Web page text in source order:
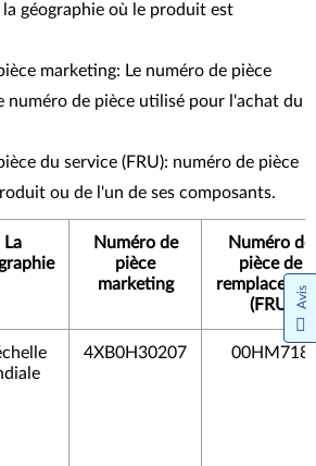
la géographie où le produit est
marketing: Le numéro de pièce
numéro de pièce utilisé pour l'achat du
du service (FRU): numéro de pièce
ou de l'un de ses composants.
La
Numéro de
pièce
marketing
Numéro de
pièce de
(FRU)
4XB0H30207 00HM718
Avis